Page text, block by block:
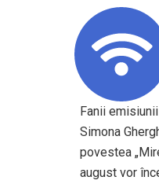
Fanii
Simona
povestea
august vor